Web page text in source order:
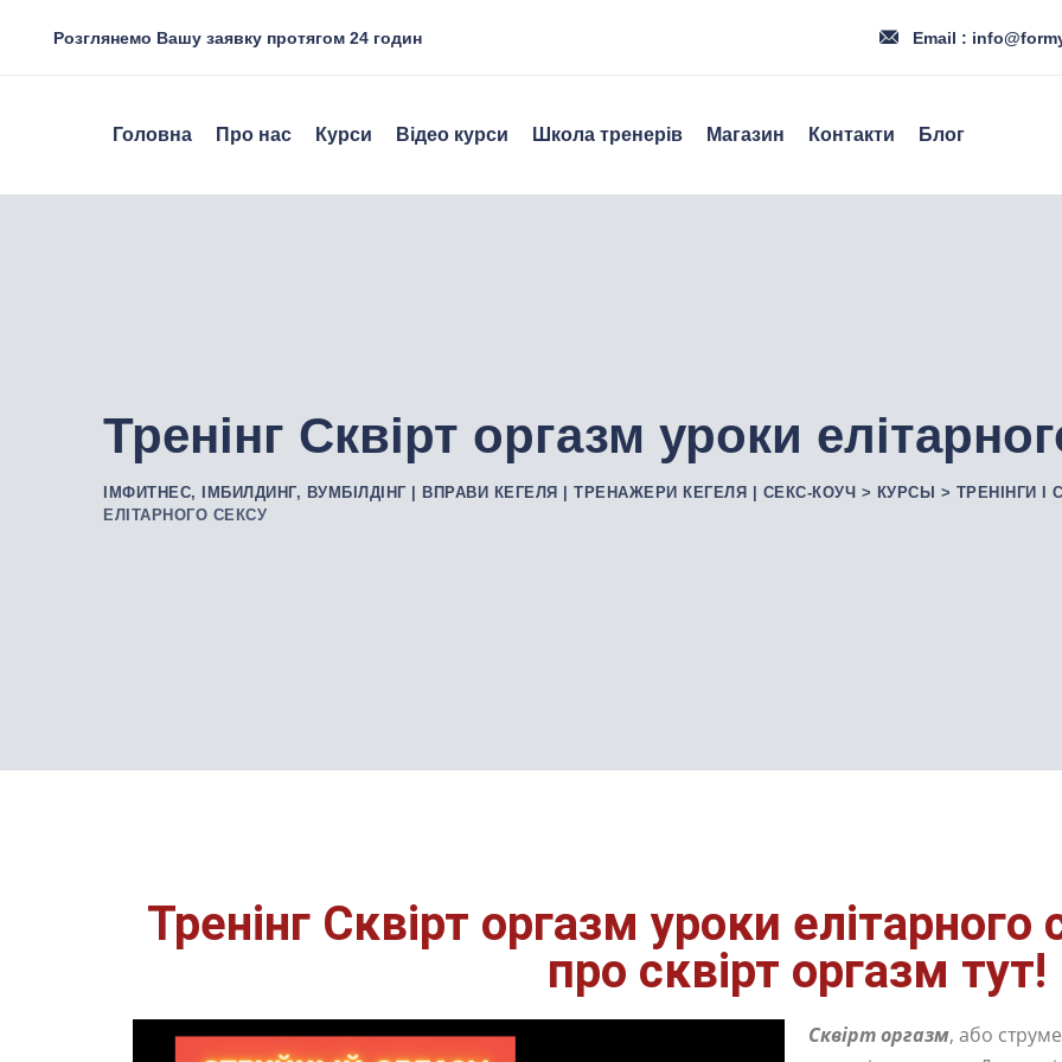
Розглянемо Вашу заявку протягом 24 годин Email :
Головна Про нас Курси Відео курси Школа тренерів Магазин Контакти Блог
Тренінг Сквірт оргазм уроки
ІМФИТНЕС, ІМБИЛДИНГ, ВУМБІЛДІНГ | ВПРАВИ КЕГЕЛЯ | ТРЕНАЖЕРИ КЕГЕЛЯ | СЕКС-КОУЧ > КУРСЫ > ТРЕНІНГИ І
ЕЛІТАРНОГО СЕКСУ
Тренінг Сквірт оргазм уроки
про сквірт оргазм тут!
Сквірт оргазм, або